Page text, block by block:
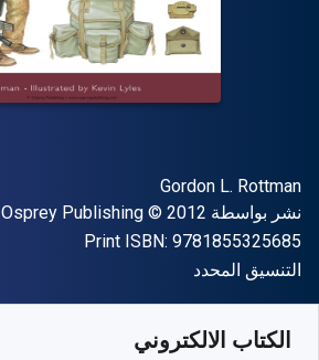
المؤلف (المؤلفون)
Gordon L. Rottman
الناشر
نشر بواسطة Osprey Publishing
حقوق الطبع والنشر © 2012
Print ISBN: 9781855325685
شكل
التنسيق المحدد
الكتاب الالكتروني